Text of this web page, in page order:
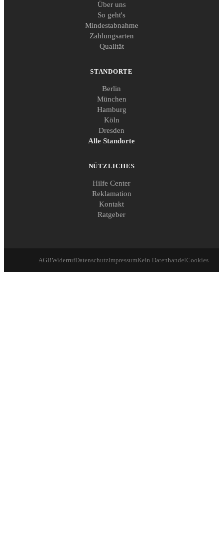
Über uns
So geht's
Mindestabnahme
Zahlungsarten
Qualität
STANDORTE
Berlin
München
Hamburg
Köln
Dresden
Alle Standorte
NÜTZLICHES
Hilfe Center
Reklamation
Kontakt
Ratgeber
AGBWiderrufDatenschutzImpressumKein DatenhandelCookies